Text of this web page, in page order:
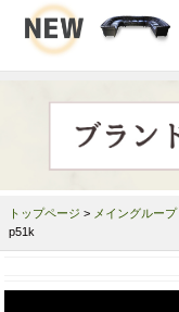
トップページ > メイングループ
p51k